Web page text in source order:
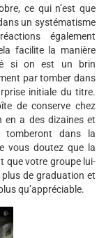
ce qui n’est que
un systématisme
également
facilite la manière
si on est un brin
par tomber dans
initiale du titre.
de conserve chez
en a des dizaines et
tomberont dans la
vous doutez que la
que votre groupe lui-
plus de graduation et
qu’appréciable.